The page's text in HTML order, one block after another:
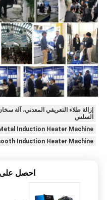
إزالة طلاء التعريفي المعدني، آلة
السلس
Induction Heater Machine
Induction Heater Machine
احصل